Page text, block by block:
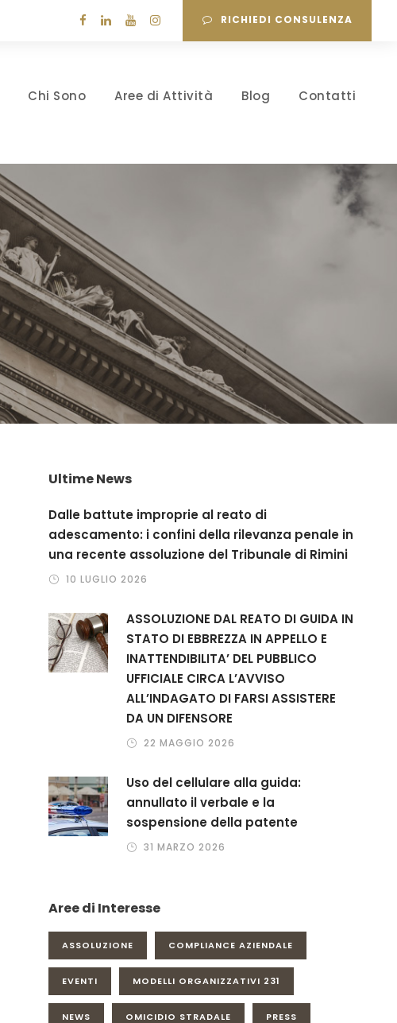
RICHIEDI CONSULENZA
Chi Sono Aree di Attività Blog Contatti
Ultime News
Dalle battute improprie al reato di
adescamento: i confini della rilevanza penale in
una recente assoluzione del Tribunale di Rimini
10 LUGLIO 2026
ASSOLUZIONE DAL REATO DI GUIDA IN
STATO DI EBBREZZA IN APPELLO E
INATTENDIBILITA’ DEL PUBBLICO
UFFICIALE CIRCA L’AVVISO
ALL’INDAGATO DI FARSI ASSISTERE
DA UN DIFENSORE
22 MAGGIO 2026
Uso del cellulare alla guida:
annullato il verbale e la
sospensione della patente
31 MARZO 2026
Aree di Interesse
ASSOLUZIONE COMPLIANCE AZIENDALE
EVENTI MODELLI ORGANIZZATIVI 231
NEWS OMICIDIO STRADALE PRESS